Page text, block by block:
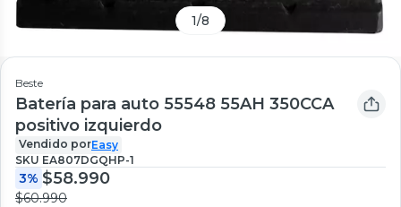
1/8
Beste
Batería para auto 55548 55AH 350CCA
positivo izquierdo
Vendido porEasy
SKU EA807DGQHP-1
3% $58.990
$60.990